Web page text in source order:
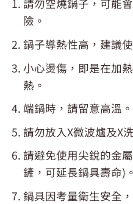
請勿空燒鍋子，可能
險。
鍋子導熱性高，建議
小心燙傷，即是在加
熱。
端鍋時，請留意高溫。
請勿放入X微波爐及X
請避免使用尖銳的金
鏟，可延長鍋具壽命)。
鍋具因考量衛生安全